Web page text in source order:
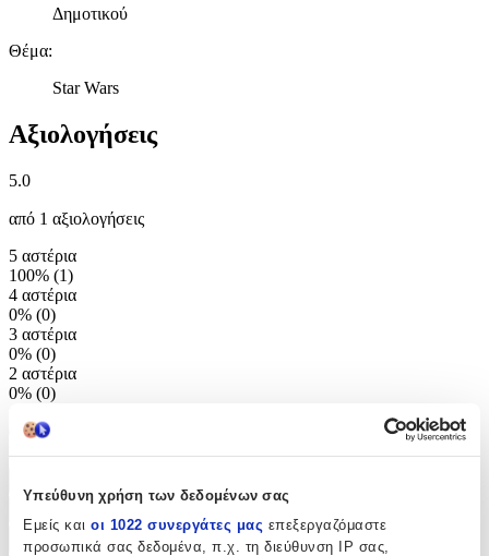
Υπεύθυνη χρήση των δεδομένων σας
Εμείς και οι 1022 συνεργάτες μας επεξεργαζόμαστε
προσωπικά σας δεδομένα, π.χ. τη διεύθυνση IP σας,
Δημοτικού
Θέμα:
Star Wars
Αξιολογήσεις
5.0
από 1 αξιολογήσεις
5 αστέρια
100% (1)
4 αστέρια
0% (0)
3 αστέρια
0% (0)
2 αστέρια
0% (0)
0%(0
Πώς υπολογίζεται η βαθμολογία
Φίλτρα